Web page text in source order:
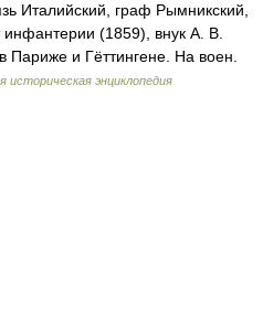
Италийский, граф Рымникский,
(1859), внук А. В.
Париже и Гёттингене. На воен.
историческая энциклопедия